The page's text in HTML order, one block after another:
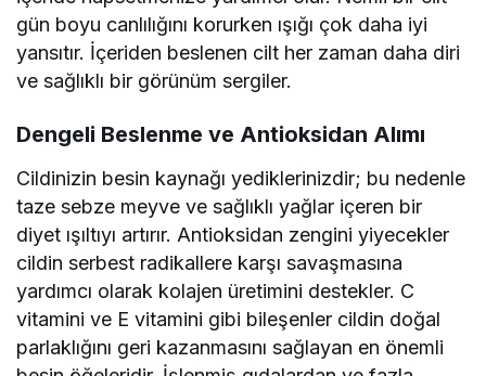
gün boyu canlılığını korurken ışığı çok daha iyi
yansıtır. İçeriden beslenen cilt her zaman daha diri
ve sağlıklı bir görünüm sergiler.
Dengeli Beslenme ve Antioksidan Alımı
Cildinizin besin kaynağı yediklerinizdir; bu nedenle
taze sebze meyve ve sağlıklı yağlar içeren bir
diyet ışıltıyı artırır. Antioksidan zengini yiyecekler
cildin serbest radikallere karşı savaşmasına
yardımcı olarak kolajen üretimini destekler. C
vitamini ve E vitamini gibi bileşenler cildin doğal
parlaklığını geri kazanmasını sağlayan en önemli